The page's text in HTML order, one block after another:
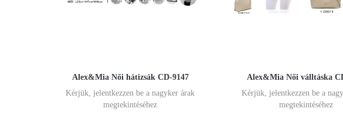
Alex&Mia Női hátizsák CD-9147
Kérjük, jelentkezzen be a nagyker árak
megtekintéséhez
Alex&Mia Női válltáska
Kérjük, jelentkezzen be a
megtekintéséhez